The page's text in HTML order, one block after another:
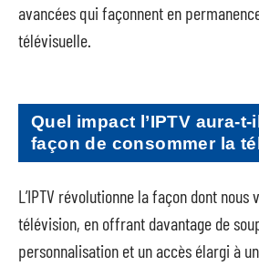
avancées qui façonnent en
télévisuelle.
Quel impact l’IPTV aura-
façon de consommer la
L’IPTV révolutionne la façon dont nous
télévision, en offrant davantage de
personnalisation et un accès élargi à